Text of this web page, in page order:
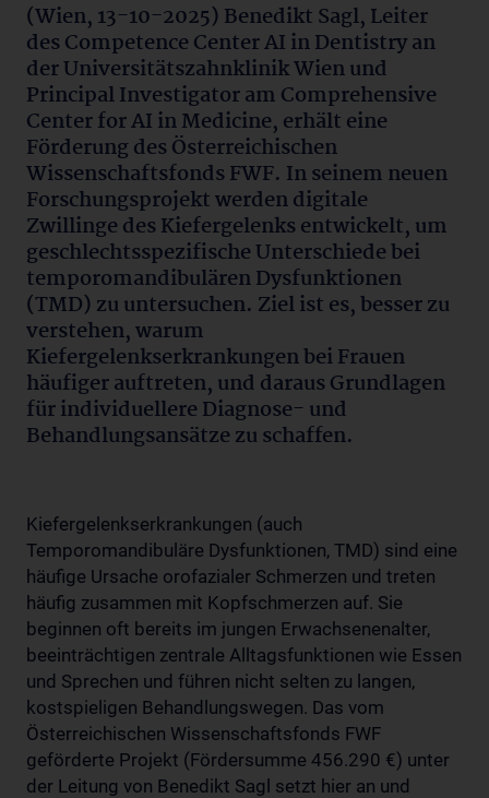
(Wien, 13-10-2025) Benedikt Sagl, Leiter
des Competence Center AI in Dentistry an
der Universitätszahnklinik Wien und
Principal Investigator am Comprehensive
Center for AI in Medicine, erhält eine
Förderung des Österreichischen
Wissenschaftsfonds FWF. In seinem neuen
Forschungsprojekt werden digitale
Zwillinge des Kiefergelenks entwickelt, um
geschlechtsspezifische Unterschiede bei
temporomandibulären Dysfunktionen
(TMD) zu untersuchen. Ziel ist es, besser zu
verstehen, warum
Kiefergelenkserkrankungen bei Frauen
häufiger auftreten, und daraus Grundlagen
für individuellere Diagnose- und
Behandlungsansätze zu schaffen.
Kiefergelenkserkrankungen (auch
Temporomandibuläre Dysfunktionen, TMD) sind eine
häufige Ursache orofazialer Schmerzen und treten
häufig zusammen mit Kopfschmerzen auf. Sie
beginnen oft bereits im jungen Erwachsenenalter,
beeinträchtigen zentrale Alltagsfunktionen wie Essen
und Sprechen und führen nicht selten zu langen,
kostspieligen Behandlungswegen. Das vom
Österreichischen Wissenschaftsfonds FWF
geförderte Projekt (Fördersumme 456.290 €) unter
der Leitung von Benedikt Sagl setzt hier an und